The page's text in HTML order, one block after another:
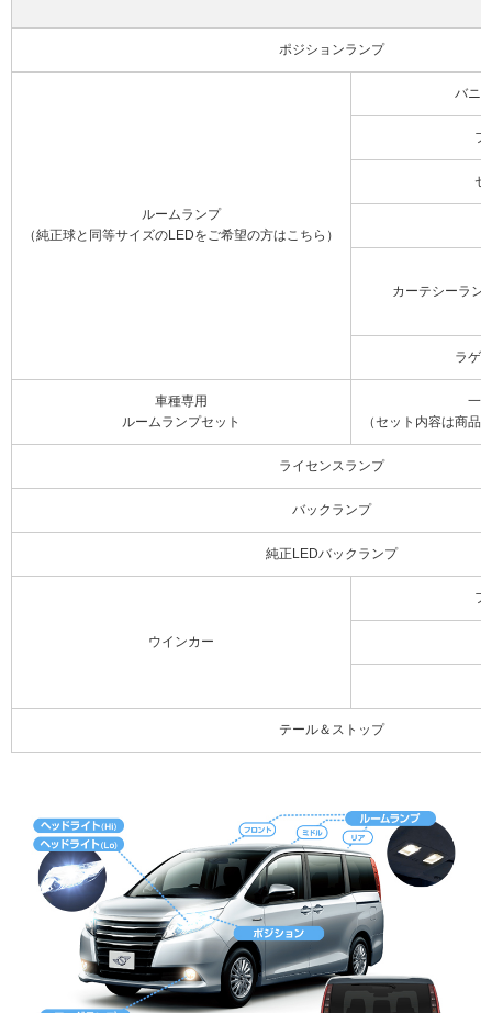
ポジションランプ
ルームランプ
（純正球と同等サイズのLEDをご希望の方はこちら）
バニ
フ
セ
カーテシーラン
ラゲ
車種専用
ルームランプセット
一
（セット内容は商品
ライセンスランプ
バックランプ
純正LEDバックランプ
ウインカー
フ
テール＆ストップ